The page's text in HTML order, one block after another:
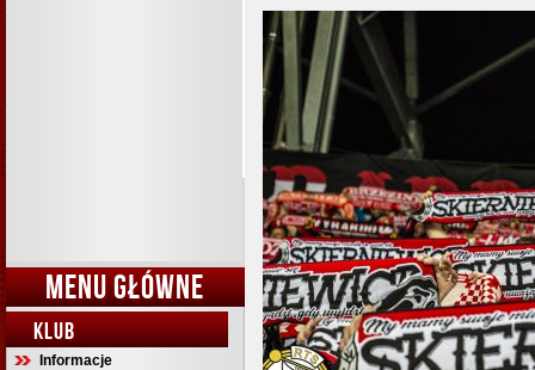
MENU GŁÓWNE
KLUB
Informacje